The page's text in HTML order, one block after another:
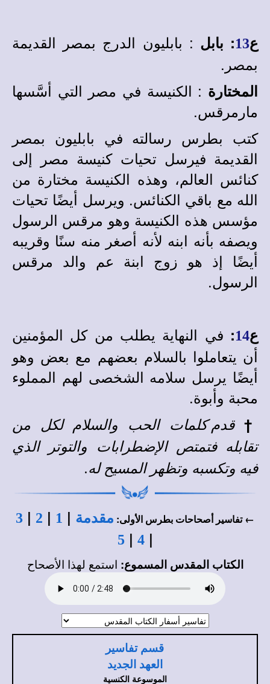
ع13
: بابل : بابليون الدرج بمصر القديمة
بمصر.
المختارة : الكنيسة في مصر التي أسَّسها
مارمرقس.
كتب بطرس رسالته في بابليون بمصر
القديمة فيرسل تحيات كنيسة مصر إلى
كنائس العالم، وهذه الكنيسة مختارة من
الله مع باقي الكنائس. ويرسل أيضًا تحيات
مؤسس هذه الكنيسة وهو مرقس الرسول
ويصفه بأنه ابنه لأنه أصغر منه سنًا وقريبه
أيضًا إذ هو زوج ابنة عم والد مرقس
الرسول.
ع14
: في النهاية يطلب من كل المؤمنين
أن يتعاملوا بالسلام بعضهم مع بعض وهو
أيضًا يرسل سلامه الشخصى لهم المملوء
محبة وأبوة.
†قدم كلمات الحب والسلام لكل من
تقابله فتمتص الإضطرابات والتوتر الذي
فيه وتكسبه وتظهر المسيح له.
← تفاسير أصحاحات بطرس الأولى: مقدمة |
1
|
2
|
3
|
4
|
5
الكتاب المقدس المسموع: استمع لهذا الأصحاح
قسم تفاسير
العهد الجديد
الموسوعة الكنسية